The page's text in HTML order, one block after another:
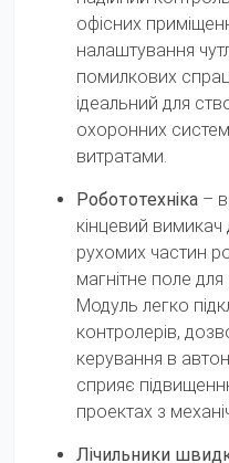
офісних
налаштування
помилкових
ідеальний для
охоронних
витратами.
Робототехніка –
кінцевий вимикач
рухомих частин
магнітне поле для
Модуль легко
контролерів,
керування в
сприяє
проектах з
Лічильники